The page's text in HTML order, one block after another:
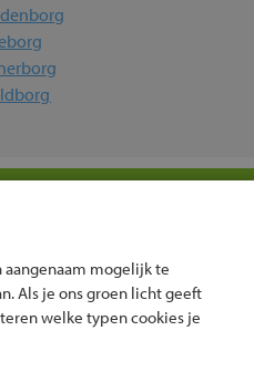
aangenaam mogelijk te
Als je ons groen licht geeft
welke typen cookies je